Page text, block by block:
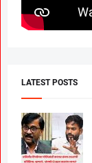
LATEST POSTS